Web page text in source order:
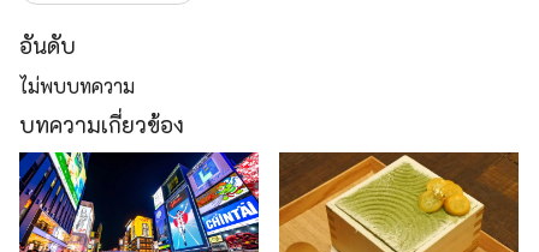
อันดับ
ไม่พบบทความ
บทความเกี่ยวข้อง